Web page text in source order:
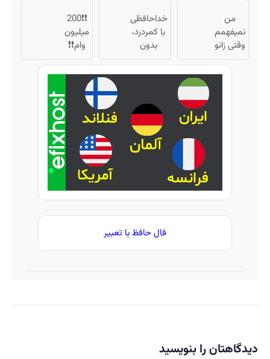
فروشگاهت
رو ثبت کن
تومان
بگیر
این
دکتر
کرم
ترمیم
کننده
ساخت!
من
نمیفهمم
وقتی زانو
درد
درمان
خداحافظی
با کمردرد،
بدون
قرص و
آمپول
❗❗200
میلیون
وام❗❗
فقط با
احراز
هویت
فال حافظ با تعبیر
دیدگاهتان را بنویسید